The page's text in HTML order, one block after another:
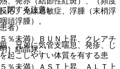
関する注意）
者）
、兄弟に気管支喘息、発疹、じ
起こしやすい体質を有する患
応、光線過敏症、浮腫（末梢浮
頭浮腫）。
％未満）ＢＵＮ上昇、クレアチ
）結晶尿。
％未満）ＡＳＴ上昇、ＡＬＴ上